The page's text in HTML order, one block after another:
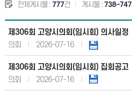
전체게시물 :777건 게시물 :738~747
제306회 고양시의회(임시회) 의사일정
의회
2026-07-16
제306회 고양시의회(임시회) 집회공고
의회
2026-07-16